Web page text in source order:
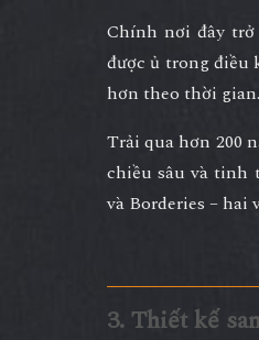
Chính nơi đây
được ủ trong điều
hơn theo thời gian.
Trải qua hơn 200
chiều sâu và tinh
và Borderies –
3. Thiết kế